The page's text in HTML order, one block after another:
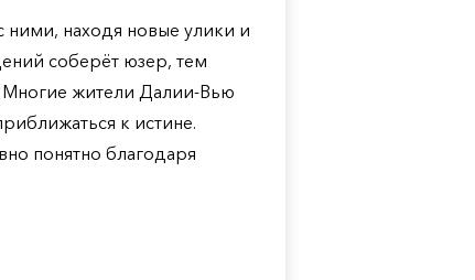
ними, находя новые улики и
соберёт юзер, тем
Многие жители Далии-Вью
к истине.
понятно благодаря